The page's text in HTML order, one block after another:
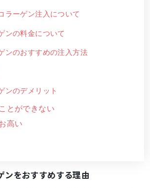
ラーゲン注入について
ンの料金について
ンのおすすめの注入方法
ンのデメリット
とができない
高い
ンをおすすめする理由